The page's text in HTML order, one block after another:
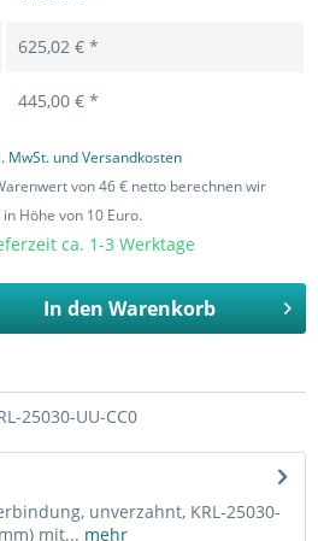
625,02 € *
445,00 € *
MwSt. und Versandkosten
von 46 € netto berechnen wir
Höhe von 10 Euro.
ca. 1-3 Werktage
In den Warenkorb
25030-UU-CC0
unverzahnt, KRL-25030-
mit... mehr